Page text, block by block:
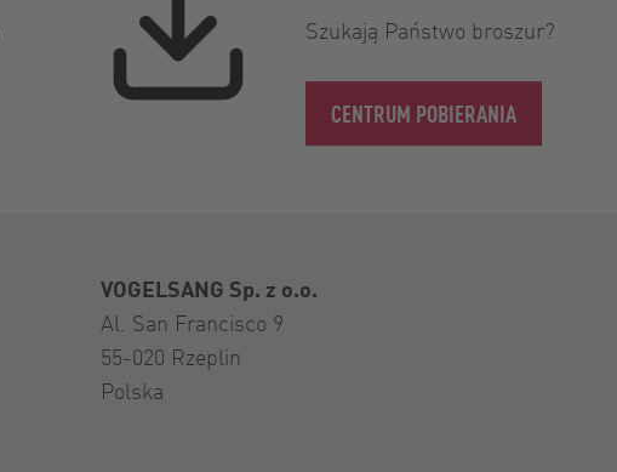
Szukają Państwo broszur?
CENTRUM POBIERANIA
VOGELSANG Sp. z o.o.
Al. San Francisco 9
55-020 Rzeplin
Polska